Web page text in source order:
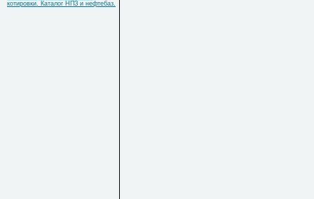
котировки. Каталог НПЗ и нефтебаз.